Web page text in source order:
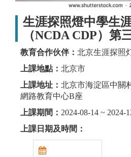
生涯探照燈中學生
（NCDA CDP）第
教育合作伙伴： 北京生涯探照
上課地點： 北京市
上課地址： 北京市海淀區中關
網路教育中心B座
上課期間： 2024-08-14 ~ 2024-
上課日期及時間：